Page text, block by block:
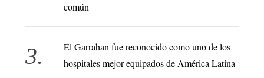
común
El Garrahan fue reconocido como uno de los
hospitales mejor equipados de América Latina